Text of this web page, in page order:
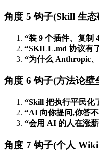
角度 5 钩子(Skill 生
“装 9 个插件、复制
“SKILL.md 协议有
“为什么 Anthropic
角度 6 钩子(方法论壁
“Skill 把执行平民化
“AI 向你提问,你答
“会用 AI 的人在涨
角度 7 钩子(个人